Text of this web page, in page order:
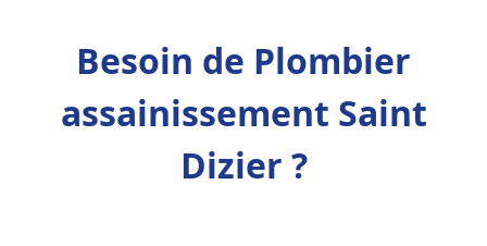
Besoin de Plombier
assainissement Saint
Dizier ?